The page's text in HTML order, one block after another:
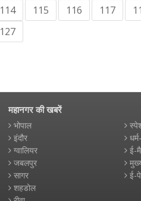
114 115 116 117
127
महानगर की खबरें
भोपाल
इंदौर
ग्वालियर
जबलपुर
सागर
शहडोल
ई-
ई-